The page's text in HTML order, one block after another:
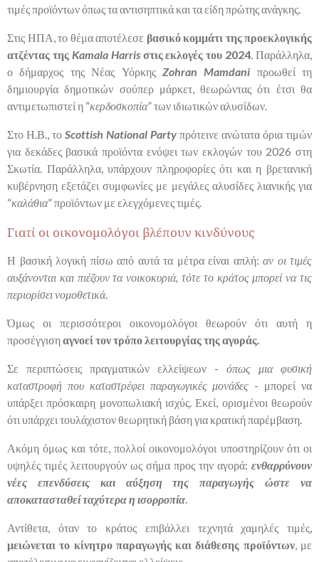
τιμές προϊόντων όπως τα αντισηπτικά και τα είδη πρώτης ανάγκης.
Στις ΗΠΑ, το θέμα αποτέλεσε βασικό κομμάτι της προεκλογικής
ατζέντας της KamalaHarrisστις εκλογές του 2024. Παράλληλα,
ο δήμαρχος της Νέας Υόρκης Zohran Mamdani προωθεί τη
δημιουργία δημοτικών σούπερ μάρκετ, θεωρώντας ότι έτσι θα
αντιμετωπιστεί η “κερδοσκοπία” των ιδιωτικών αλυσίδων.
Στο Η.Β., το Scottish National Party πρότεινε ανώτατα όρια τιμών
για δεκάδες βασικά προϊόντα ενόψει των εκλογών του 2026 στη
Σκωτία. Παράλληλα, υπάρχουν πληροφορίες ότι και η βρετανική
κυβέρνηση εξετάζει συμφωνίες με μεγάλες αλυσίδες λιανικής για
“καλάθια” προϊόντων με ελεγχόμενες τιμές.
Γιατί οι οικονομολόγοι βλέπουν κινδύνους
Η βασική λογική πίσω από αυτά τα μέτρα είναι απλή: αν οι τιμές
αυξάνονται και πιέζουν τα νοικοκυριά, τότε το κράτος μπορεί να τις
περιορίσει νομοθετικά.
Όμως οι περισσότεροι οικονομολόγοι θεωρούν ότι αυτή η
προσέγγισηαγνοεί τον τρόπο λειτουργίας της αγοράς.
Σε περιπτώσεις πραγματικών ελλείψεων - όπως μια φυσική
καταστροφή που καταστρέφει παραγωγικές μονάδες - μπορεί να
υπάρξει πρόσκαιρη μονοπωλιακή ισχύς. Εκεί, ορισμένοι θεωρούν
ότι υπάρχει τουλάχιστον θεωρητική βάση για κρατική παρέμβαση.
Ακόμη όμως και τότε, πολλοί οικονομολόγοι υποστηρίζουν ότι οι
υψηλές τιμές λειτουργούν ως σήμα προς την αγορά: ενθαρρύνουν
νέες επενδύσεις και αύξηση της παραγωγής ώστε να
αποκατασταθεί ταχύτερα η ισορροπία.
Αντίθετα, όταν το κράτος επιβάλλει τεχνητά χαμηλές τιμές,
μειώνεται το κίνητρο παραγωγής και διάθεσης προϊόντων, με